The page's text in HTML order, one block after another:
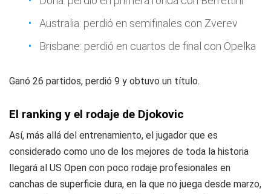
Australia: perdió en semifinales con Zverev
Brisbane: perdió en cuartos de final con Opelka
Ganó 26 partidos, perdió 9 y obtuvo un título.
El ranking y el rodaje de Djokovic
Así, más allá del entrenamiento, el jugador que es
considerado como uno de los mejores de toda la historia
llegará al US Open con poco rodaje profesionales en
canchas de superficie dura, en la que no juega desde marzo,